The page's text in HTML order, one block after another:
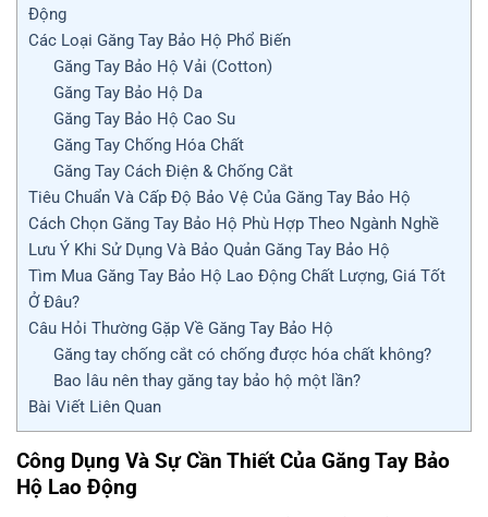
Động
Các Loại Găng Tay Bảo Hộ Phổ Biến
Găng Tay Bảo Hộ Vải (Cotton)
Găng Tay Bảo Hộ Da
Găng Tay Bảo Hộ Cao Su
Găng Tay Chống Hóa Chất
Găng Tay Cách Điện & Chống Cắt
Tiêu Chuẩn Và Cấp Độ Bảo Vệ Của Găng Tay Bảo Hộ
Cách Chọn Găng Tay Bảo Hộ Phù Hợp Theo Ngành Nghề
Lưu Ý Khi Sử Dụng Và Bảo Quản Găng Tay Bảo Hộ
Tìm Mua Găng Tay Bảo Hộ Lao Động Chất Lượng, Giá Tốt
Ở Đâu?
Câu Hỏi Thường Gặp Về Găng Tay Bảo Hộ
Găng tay chống cắt có chống được hóa chất không?
Bao lâu nên thay găng tay bảo hộ một lần?
Bài Viết Liên Quan
Công Dụng Và Sự Cần Thiết Của Găng Tay Bảo
Hộ Lao Động